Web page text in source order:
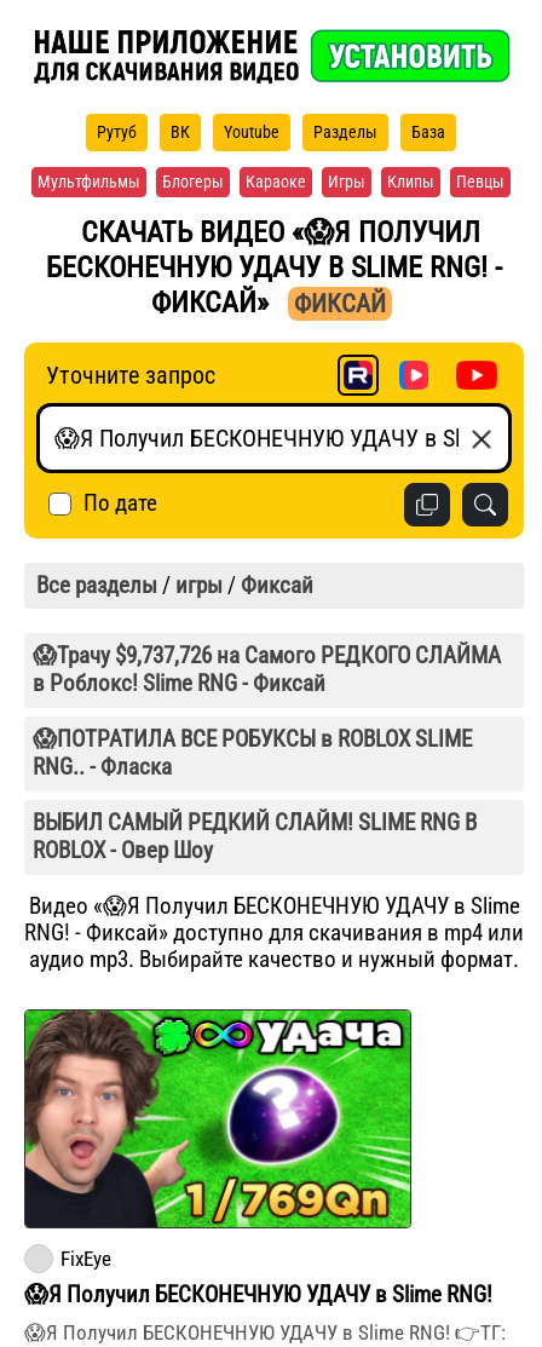
Рутуб ВК Youtube Разделы База
Мультфильмы Блогеры Караоке Игры Клипы Певцы
СКАЧАТЬ ВИДЕО «😱Я ПОЛУЧИЛ
БЕСКОНЕЧНУЮ УДАЧУ В SLIME RNG! -
ФИКСАЙ»
ФИКСАЙ
Уточните запрос
По дате
Все разделы / игры / Фиксай
😱Трачу $9,737,726 на Самого РЕДКОГО СЛАЙМА
в Роблокс! Slime RNG - Фиксай
😱ПОТРАТИЛА ВСЕ РОБУКСЫ в ROBLOX SLIME
RNG.. - Фласка
ВЫБИЛ САМЫЙ РЕДКИЙ СЛАЙМ! SLIME RNG В
ROBLOX - Овер Шоу
Видео «😱Я Получил БЕСКОНЕЧНУЮ УДАЧУ в Slime
RNG! - Фиксай» доступно для скачивания в mp4 или
аудио mp3. Выбирайте качество и нужный формат.
FixEye
😱Я Получил БЕСКОНЕЧНУЮ УДАЧУ в Slime RNG!
😱Я Получил БЕСКОНЕЧНУЮ УДАЧУ в Slime RNG! 👉ТГ: